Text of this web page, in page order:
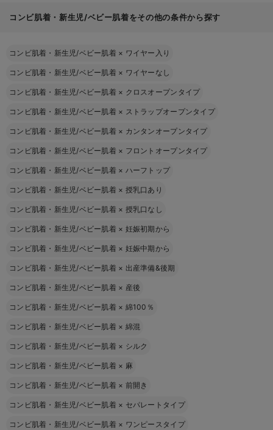
コンビ肌着・新生児/ベビー肌着をその他の条件から探す
コンビ肌着・新生児/ベビー肌着 × ワイヤー入り
コンビ肌着・新生児/ベビー肌着 × ワイヤーなし
コンビ肌着・新生児/ベビー肌着 × クロスオープンタイプ
コンビ肌着・新生児/ベビー肌着 × ストラップオープンタイプ
コンビ肌着・新生児/ベビー肌着 × カンタンオープンタイプ
コンビ肌着・新生児/ベビー肌着 × フロントオープンタイプ
コンビ肌着・新生児/ベビー肌着 × ハーフトップ
コンビ肌着・新生児/ベビー肌着 × 授乳口あり
コンビ肌着・新生児/ベビー肌着 × 授乳口なし
コンビ肌着・新生児/ベビー肌着 × 妊娠初期から
コンビ肌着・新生児/ベビー肌着 × 妊娠中期から
コンビ肌着・新生児/ベビー肌着 × 出産準備&後期
コンビ肌着・新生児/ベビー肌着 × 産後
コンビ肌着・新生児/ベビー肌着 × 綿100％
コンビ肌着・新生児/ベビー肌着 × 綿混
コンビ肌着・新生児/ベビー肌着 × シルク
コンビ肌着・新生児/ベビー肌着 × 麻
コンビ肌着・新生児/ベビー肌着 × 前開き
コンビ肌着・新生児/ベビー肌着 × セパレートタイプ
コンビ肌着・新生児/ベビー肌着 × ワンピースタイプ